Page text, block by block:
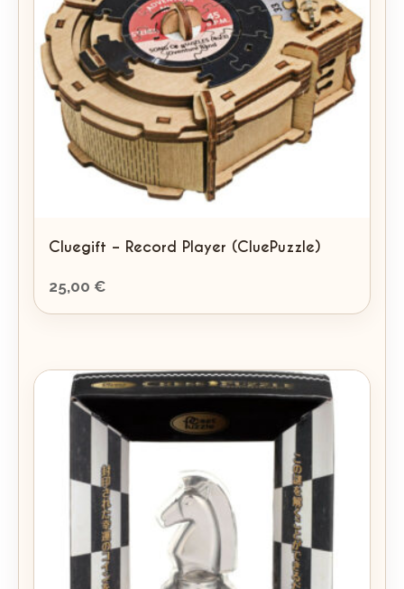
Cluegift – Record Player (CluePuzzle)
25,00 €